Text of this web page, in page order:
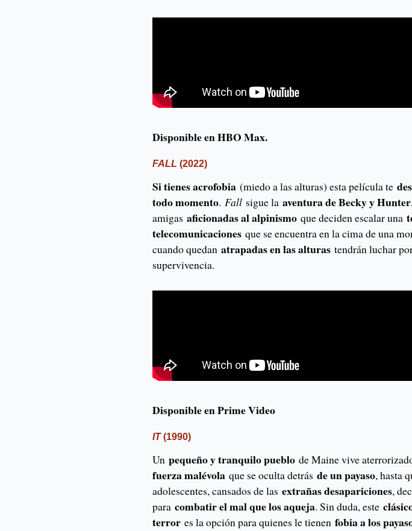
Disponible en HBO Max.
FALL (2022)
Si tienes acrofobia (miedo a las alturas) esta película te
todo momento.Fall sigue laaventura de Becky y Hunter
amigas aficionadas al alpinismo que deciden escalar una
telecomunicaciones que se encuentra en la cima de una
cuando quedan atrapadas en las alturastendrán luchar
supervivencia.
Disponible en Prime Video
IT(1990)
Unpequeño y tranquilo pueblo de Maine vive
fuerza malévolaque se oculta detrás de un payaso, hasta
adolescentes, cansados de lasextrañas desapariciones,
paracombatir el mal que los aqueja. Sin duda, este
terrores la opción para quienes le tienenfobia a los